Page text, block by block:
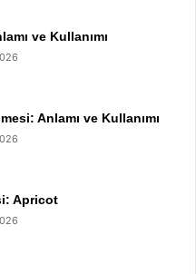
ve Kullanımı
Anlamı ve Kullanımı
Apricot